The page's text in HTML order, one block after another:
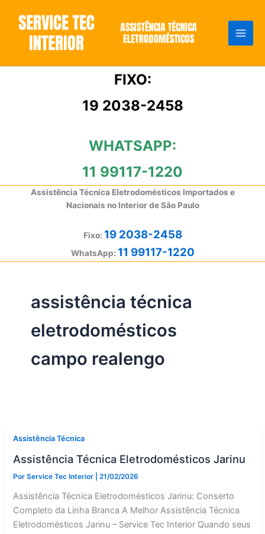
conteúdo
FIXO:
19 2038-2458
WHATSAPP:
11 99117-1220
Assistência Técnica Eletrodomésticos Importados e
Nacionais no Interior de São Paulo
Fixo: 19 2038-2458
WhatsApp: 11 99117-1220
assistência técnica
eletrodomésticos
campo realengo
Assistência Técnica
Assistência Técnica Eletrodomésticos Jarinu
PorService Tec Interior |21/02/2026
Assistência Técnica Eletrodomésticos Jarinu: Conserto
Completo da Linha Branca A Melhor Assistência Técnica
Eletrodomésticos Jarinu – Service Tec Interior Quando seus